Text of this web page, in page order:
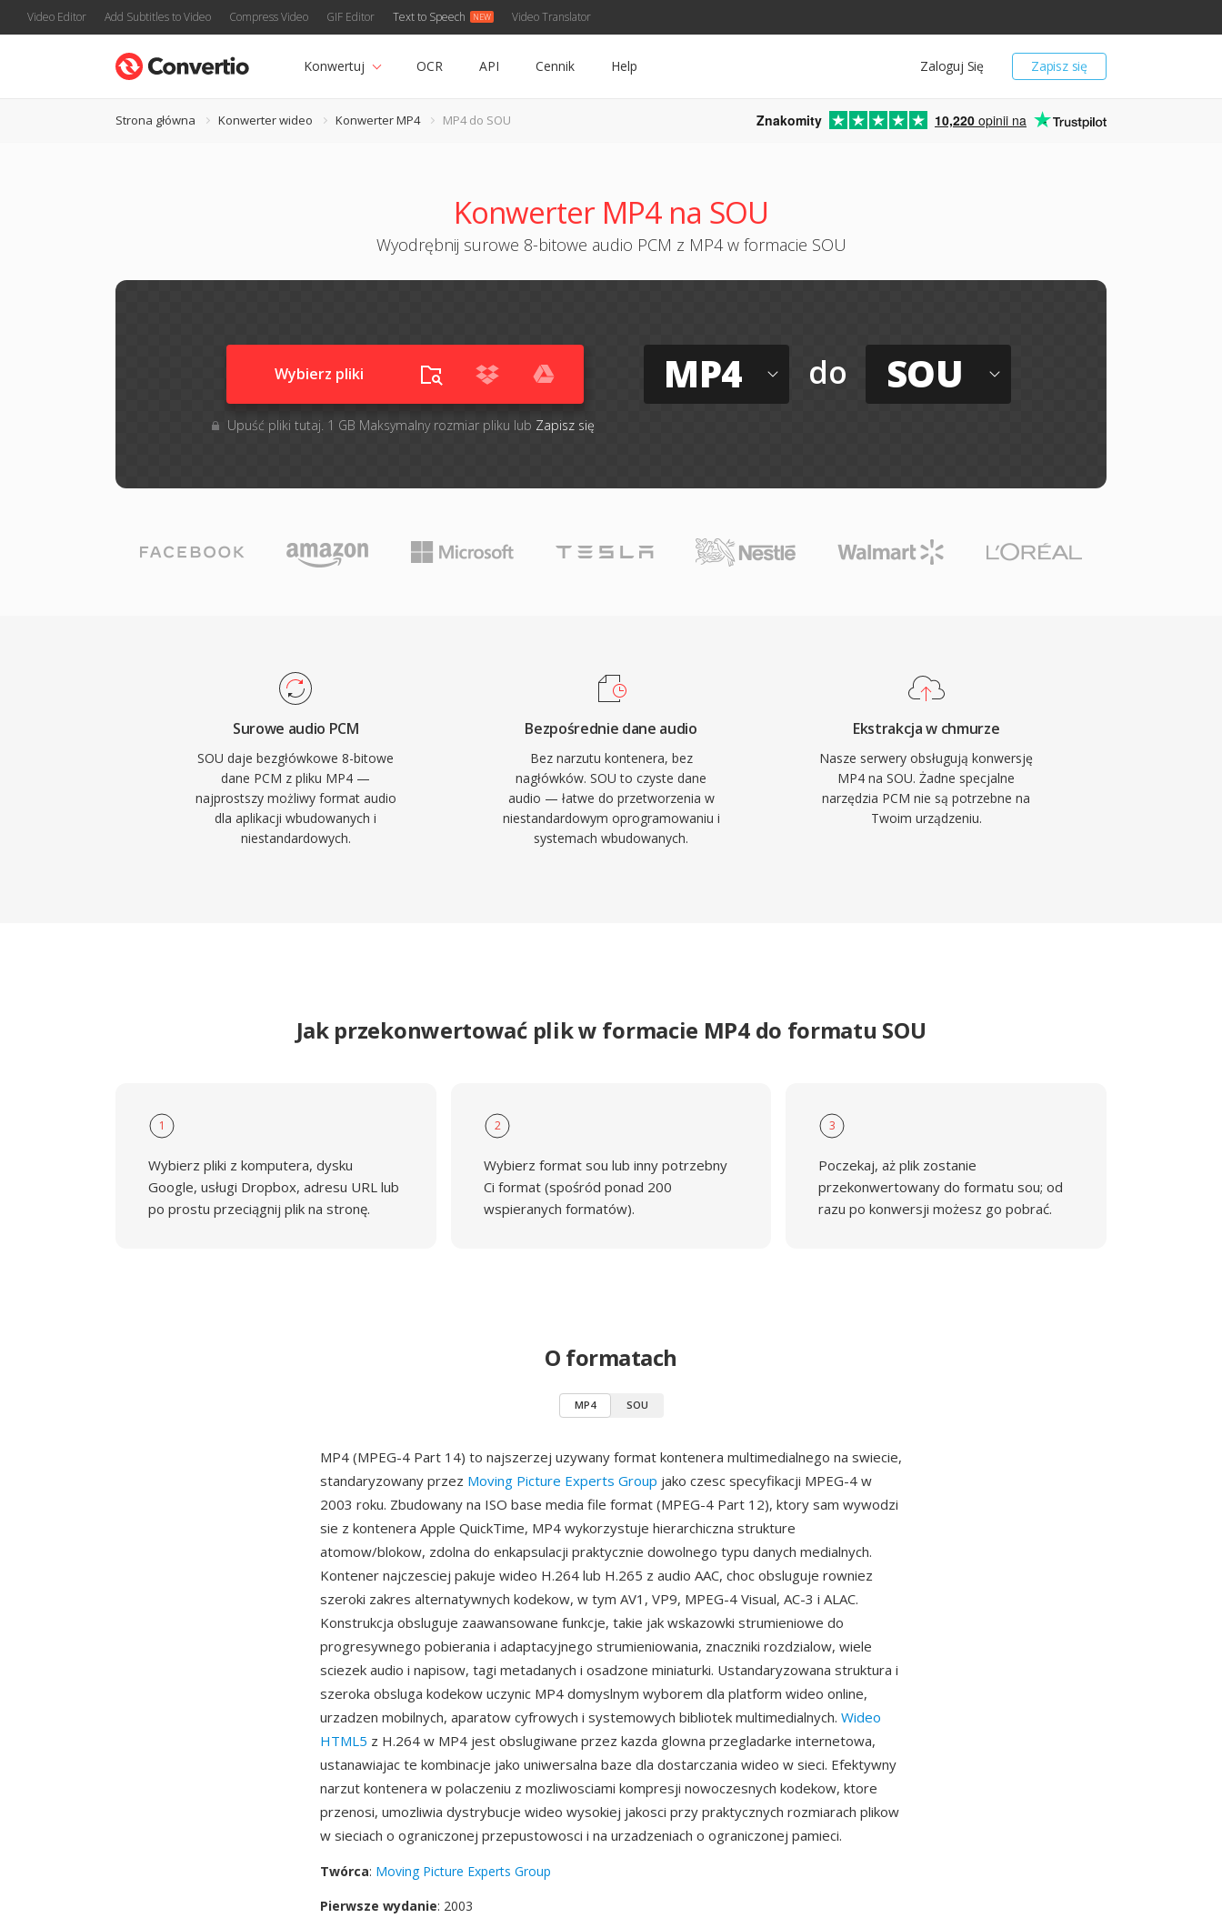
Video Editor Add Subtitles to Video Compress Video GIF Editor Text to Speech Video Translator
Zapisz się
Zaloguj Się
Konwertuj OCR API Cennik Help
Strona główna Konwerter wideo Konwerter MP4 MP4 do SOU Znakomity 10,220 opinii na
Konwerter MP4 na SOU
Wyodrębnij surowe 8-bitowe audio PCM z MP4 w formacie SOU
Wybierz pliki
Upuść pliki tutaj. 1 GB Maksymalny rozmiar pliku lub Zapisz się
MP4 do SOU
Surowe audio PCM
SOU daje bezgłówkowe 8-bitowe
dane PCM z pliku MP4 —
najprostszy możliwy format audio
dla aplikacji wbudowanych i
niestandardowych.
Bezpośrednie dane audio
Bez narzutu kontenera, bez
nagłówków. SOU to czyste dane
audio — łatwe do przetworzenia w
niestandardowym oprogramowaniu i
systemach wbudowanych.
Ekstrakcja w chmurze
Nasze serwery obsługują konwersję
MP4 na SOU. Żadne specjalne
narzędzia PCM nie są potrzebne na
Twoim urządzeniu.
Jak przekonwertować plik w formacie MP4 do formatu SOU
1
Wybierz pliki z komputera, dysku
Google, usługi Dropbox, adresu URL lub
po prostu przeciągnij plik na stronę.
2
Wybierz format sou lub inny potrzebny
Ci format (spośród ponad 200
wspieranych formatów).
3
Poczekaj, aż plik zostanie
przekonwertowany do formatu sou; od
razu po konwersji możesz go pobrać.
O formatach
MP4 SOU
MP4 (MPEG-4 Part 14) to najszerzej uzywany format kontenera multimedialnego na swiecie,
standaryzowany przez Moving Picture Experts Group jako czesc specyfikacji MPEG-4 w
2003 roku. Zbudowany na ISO base media file format (MPEG-4 Part 12), ktory sam wywodzi
sie z kontenera Apple QuickTime, MP4 wykorzystuje hierarchiczna strukture
atomow/blokow, zdolna do enkapsulacji praktycznie dowolnego typu danych medialnych.
Kontener najczesciej pakuje wideo H.264 lub H.265 z audio AAC, choc obsluguje rowniez
szeroki zakres alternatywnych kodekow, w tym AV1, VP9, MPEG-4 Visual, AC-3 i ALAC.
Konstrukcja obsluguje zaawansowane funkcje, takie jak wskazowki strumieniowe do
progresywnego pobierania i adaptacyjnego strumieniowania, znaczniki rozdzialow, wiele
sciezek audio i napisow, tagi metadanych i osadzone miniaturki. Ustandaryzowana struktura i
szeroka obsluga kodekow uczynic MP4 domyslnym wyborem dla platform wideo online,
urzadzen mobilnych, aparatow cyfrowych i systemowych bibliotek multimedialnych. Wideo
HTML5 z H.264 w MP4 jest obslugiwane przez kazda glowna przegladarke internetowa,
ustanawiajac te kombinacje jako uniwersalna baze dla dostarczania wideo w sieci. Efektywny
narzut kontenera w polaczeniu z mozliwosciami kompresji nowoczesnych kodekow, ktore
przenosi, umozliwia dystrybucje wideo wysokiej jakosci przy praktycznych rozmiarach plikow
w sieciach o ograniczonej przepustowosci i na urzadzeniach o ograniczonej pamieci.
Twórca: Moving Picture Experts Group
Pierwsze wydanie: 2003